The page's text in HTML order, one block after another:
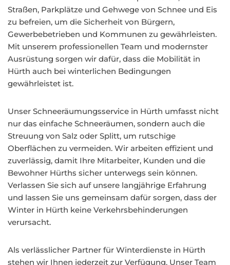
Straßen, Parkplätze und Gehwege von Schnee und Eis
zu befreien, um die Sicherheit von Bürgern,
Gewerbebetrieben und Kommunen zu gewährleisten.
Mit unserem professionellen Team und modernster
Ausrüstung sorgen wir dafür, dass die Mobilität in
Hürth auch bei winterlichen Bedingungen
gewährleistet ist.
Unser Schneeräumungsservice in Hürth umfasst nicht
nur das einfache Schneeräumen, sondern auch die
Streuung von Salz oder Splitt, um rutschige
Oberflächen zu vermeiden. Wir arbeiten effizient und
zuverlässig, damit Ihre Mitarbeiter, Kunden und die
Bewohner Hürths sicher unterwegs sein können.
Verlassen Sie sich auf unsere langjährige Erfahrung
und lassen Sie uns gemeinsam dafür sorgen, dass der
Winter in Hürth keine Verkehrsbehinderungen
verursacht.
Als verlässlicher Partner für Winterdienste in Hürth
stehen wir Ihnen jederzeit zur Verfügung. Unser Team